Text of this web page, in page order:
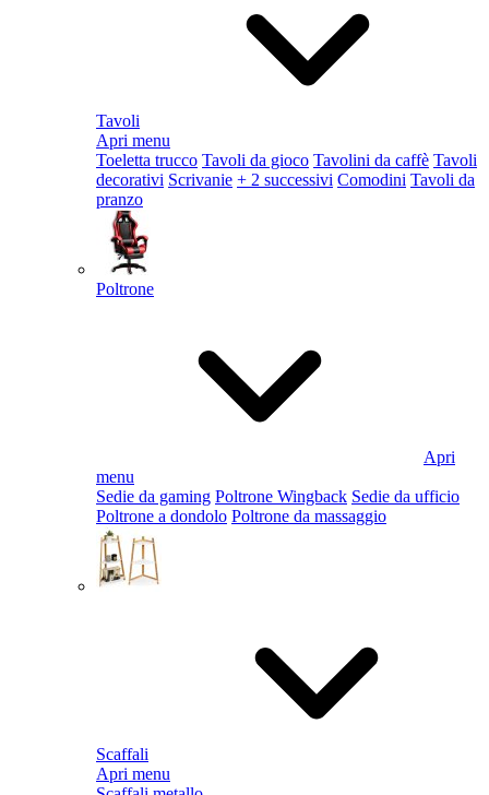
Tavoli
Apri menu
Toeletta trucco Tavoli da gioco Tavolini da caffè Tavoli
decorativi Scrivanie + 2 successivi Comodini Tavoli da
pranzo
Poltrone
Apri
menu
Sedie da gaming Poltrone Wingback Sedie da ufficio
Poltrone a dondolo Poltrone da massaggio
Scaffali
Apri menu